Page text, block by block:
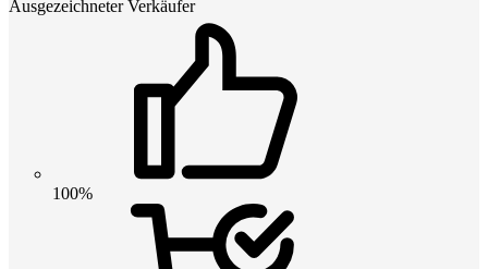
Ausgezeichneter Verkäufer
100%